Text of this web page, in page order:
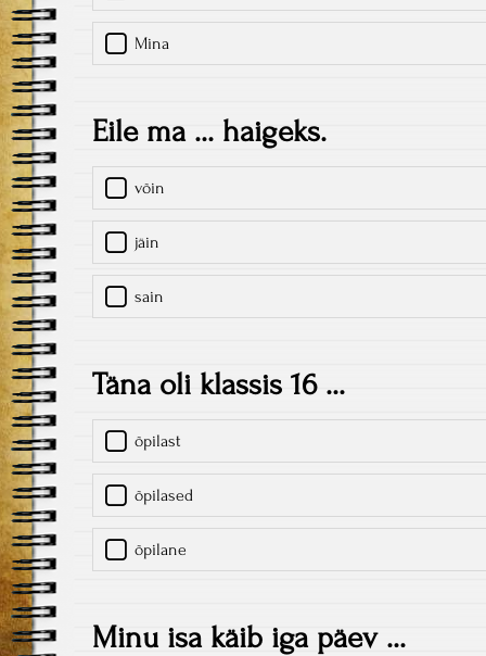
Mina
Eile ma ... haigeks.
võin
jäin
sain
Täna oli klassis 16 ...
õpilast
õpilased
õpilane
Minu isa käib iga päev ...